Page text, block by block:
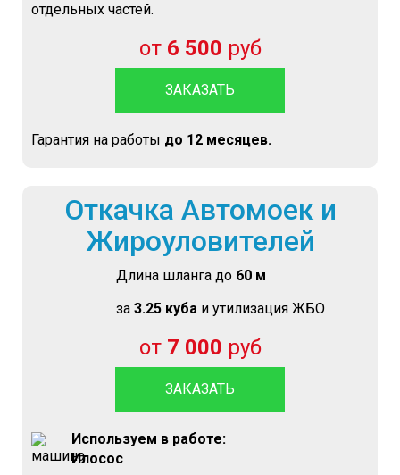
отдельных частей.
от 6 500 руб
ЗАКАЗАТЬ
Гарантия на работы до 12 месяцев.
Откачка Автомоек и
Жироуловителей
Длина шланга до 60 м
за 3.25 кубаи утилизация ЖБО
от 7 000 руб
ЗАКАЗАТЬ
Используем в работе:
Илосос